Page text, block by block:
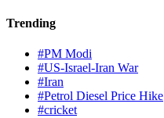
Trending
#PM Modi
#US-Israel-Iran War
#Iran
#Petrol Diesel Price Hike
#cricket